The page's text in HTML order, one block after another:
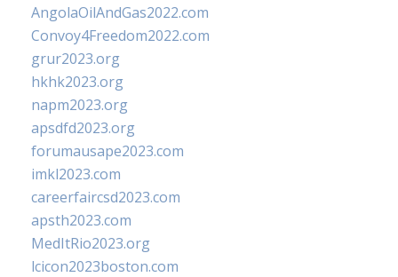
AngolaOilAndGas2022.com
Convoy4Freedom2022.com
grur2023.org
hkhk2023.org
napm2023.org
apsdfd2023.org
forumausape2023.com
imkl2023.com
careerfaircsd2023.com
apsth2023.com
MedItRio2023.org
lcicon2023boston.com